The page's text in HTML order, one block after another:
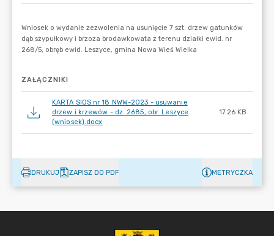
ZAŁĄCZNIKI
KARTA SIOS nr 18 NWW-2023 - usuwanie
drzew i krzewów - dz. 2685, obr. Leszyce
(wniosek).docx
17.26 KB
DRUKUJ ZAPISZ DO PDF METRYCZKA